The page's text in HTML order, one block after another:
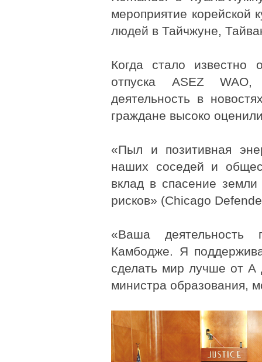
мероприятие корейской
людей в Тайчжуне,
Когда стало известно
отпуска ASEZ
деятельность в
граждане высоко
«Пыл и позитивная
наших соседей и
вклад в спасение земли
рисков» (Chicago
«Ваша деятельность
Камбодже. Я
сделать мир лучше от А
министра образования,